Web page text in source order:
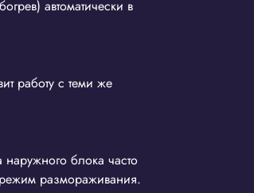
автоматически в
работу с теми же
блока часто
размораживания.